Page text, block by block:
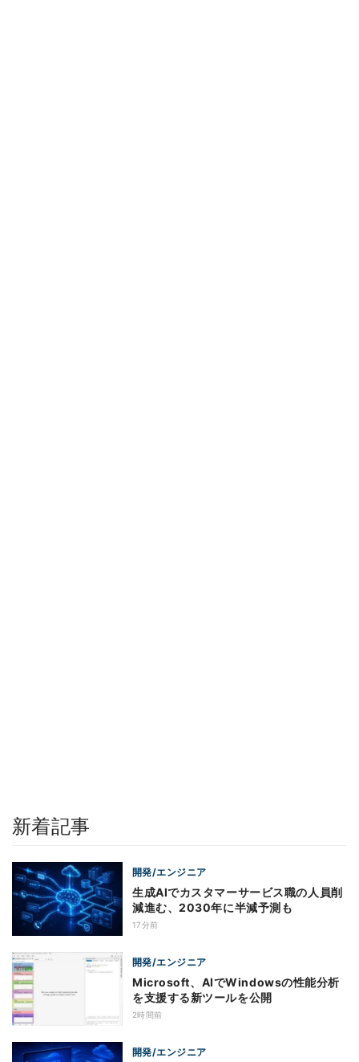
新着記事
開発/エンジニア
生成AIでカスタマーサービス職の人員削
減進む、2030年に半減予測も
17分前
開発/エンジニア
Microsoft、AIでWindowsの性能分析
を支援する新ツールを公開
2時間前
開発/エンジニア